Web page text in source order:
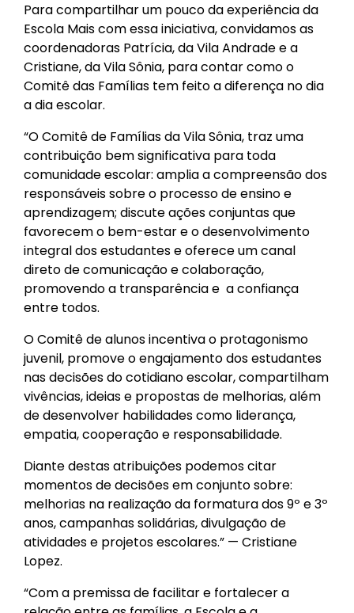
Para compartilhar um pouco da experiência da
Escola Mais com essa iniciativa, convidamos as
coordenadoras Patrícia, da Vila Andrade e a
Cristiane, da Vila Sônia, para contar como o
Comitê das Famílias tem feito a diferença no dia
a dia escolar.
“O Comitê de Famílias da Vila Sônia, traz uma
contribuição bem significativa para toda
comunidade escolar: amplia a compreensão dos
responsáveis sobre o processo de ensino e
aprendizagem; discute ações conjuntas que
favorecem o bem-estar e o desenvolvimento
integral dos estudantes e oferece um canal
direto de comunicação e colaboração,
promovendo a transparência e a confiança
entre todos.
O Comitê de alunos incentiva o protagonismo
juvenil, promove o engajamento dos estudantes
nas decisões do cotidiano escolar, compartilham
vivências, ideias e propostas de melhorias, além
de desenvolver habilidades como liderança,
empatia, cooperação e responsabilidade.
Diante destas atribuições podemos citar
momentos de decisões em conjunto sobre:
melhorias na realização da formatura dos 9º e 3º
anos, campanhas solidárias, divulgação de
atividades e projetos escolares.” — Cristiane
Lopez.
“Com a premissa de facilitar e fortalecer a